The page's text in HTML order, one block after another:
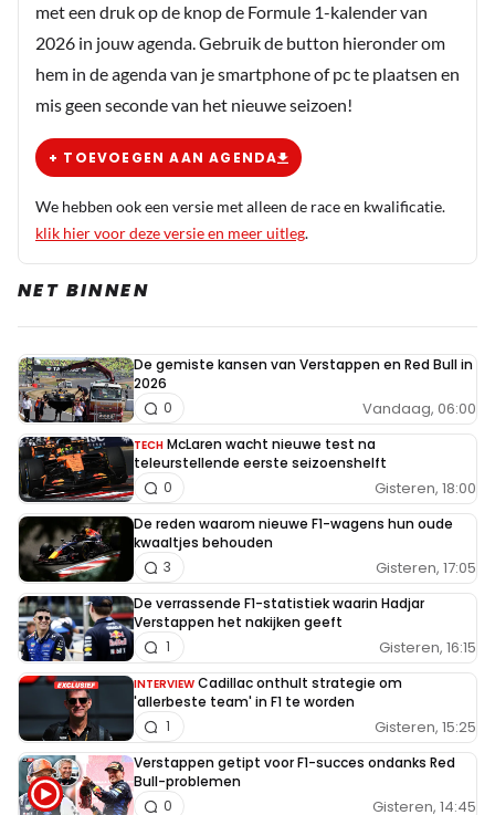
met een druk op de knop de Formule 1-kalender van
2026 in jouw agenda. Gebruik de button hieronder om
hem in de agenda van je smartphone of pc te plaatsen en
mis geen seconde van het nieuwe seizoen!
+ TOEVOEGEN AAN AGENDA
We hebben ook een versie met alleen de race en kwalificatie.
klik hier voor deze versie en meer uitleg.
NET BINNEN
De gemiste kansen van Verstappen en Red Bull in
2026
Vandaag, 06:00
0
TECH McLaren wacht nieuwe test na
teleurstellende eerste seizoenshelft
Gisteren, 18:00
0
De reden waarom nieuwe F1-wagens hun oude
kwaaltjes behouden
Gisteren, 17:05
3
De verrassende F1-statistiek waarin Hadjar
Verstappen het nakijken geeft
Gisteren, 16:15
1
INTERVIEW Cadillac onthult strategie om
'allerbeste team' in F1 te worden
Gisteren, 15:25
1
Verstappen getipt voor F1-succes ondanks Red
Bull-problemen
Gisteren, 14:45
0